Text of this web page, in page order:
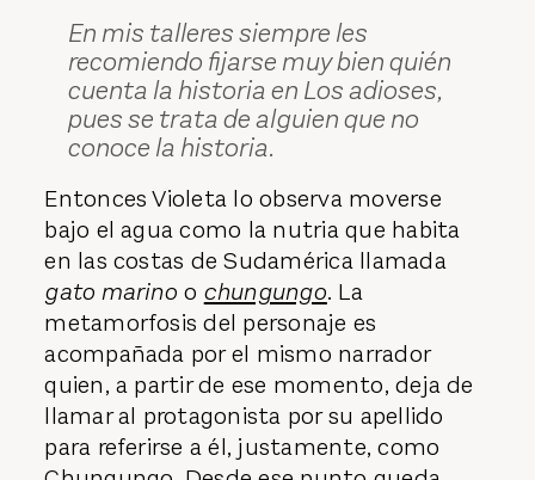
En mis talleres siempre les
recomiendo fijarse muy bien quién
cuenta la historia en Los adioses,
pues se trata de alguien que no
conoce la historia.
Entonces Violeta lo observa moverse
bajo el agua como la nutria que habita
en las costas de Sudamérica llamada
gato marino o chungungo. La
metamorfosis del personaje es
acompañada por el mismo narrador
quien, a partir de ese momento, deja de
llamar al protagonista por su apellido
para referirse a él, justamente, como